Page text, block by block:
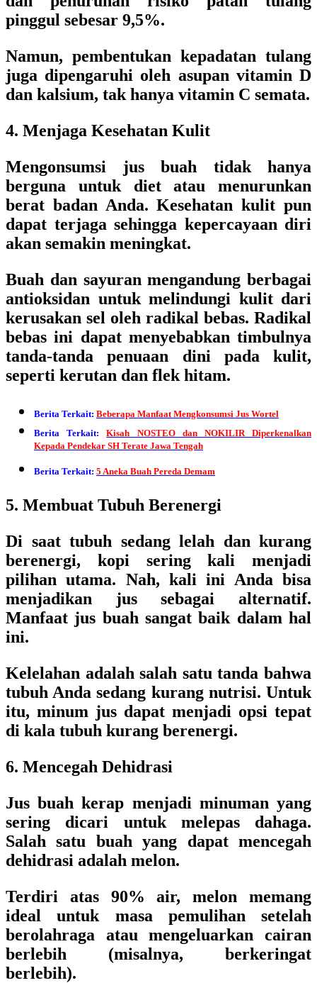
pinggul sebesar 9,5%.
Namun, pembentukan kepadatan tulang
juga dipengaruhi oleh asupan vitamin D
dan kalsium, tak hanya vitamin C semata.
4. Menjaga Kesehatan Kulit
Mengonsumsi jus buah tidak hanya
berguna untuk diet atau menurunkan
berat badan Anda. Kesehatan kulit pun
dapat terjaga sehingga kepercayaan diri
akan semakin meningkat.
Buah dan sayuran mengandung berbagai
antioksidan untuk melindungi kulit dari
kerusakan sel oleh radikal bebas. Radikal
bebas ini dapat menyebabkan timbulnya
tanda-tanda penuaan dini pada kulit,
seperti kerutan dan flek hitam.
Berita Terkait: Beberapa Manfaat Mengkonsumsi Jus Wortel
Berita Terkait:
Kisah NOSTEO dan NOKILIR Diperkenalkan
Kepada Pendekar SH Terate Jawa Tengah
Berita Terkait: 5 Aneka Buah Pereda Demam
5. Membuat Tubuh Berenergi
Di saat tubuh sedang lelah dan kurang
berenergi, kopi sering kali menjadi
pilihan utama. Nah, kali ini Anda bisa
menjadikan jus sebagai alternatif.
Manfaat jus buah sangat baik dalam hal
ini.
Kelelahan adalah salah satu tanda bahwa
tubuh Anda sedang kurang nutrisi. Untuk
itu, minum jus dapat menjadi opsi tepat
di kala tubuh kurang berenergi.
6. Mencegah Dehidrasi
Jus buah kerap menjadi minuman yang
sering dicari untuk melepas dahaga.
Salah satu buah yang dapat mencegah
dehidrasi adalah melon.
Terdiri atas 90% air, melon memang
ideal untuk masa pemulihan setelah
berolahraga atau mengeluarkan cairan
berlebih (misalnya, berkeringat
berlebih).